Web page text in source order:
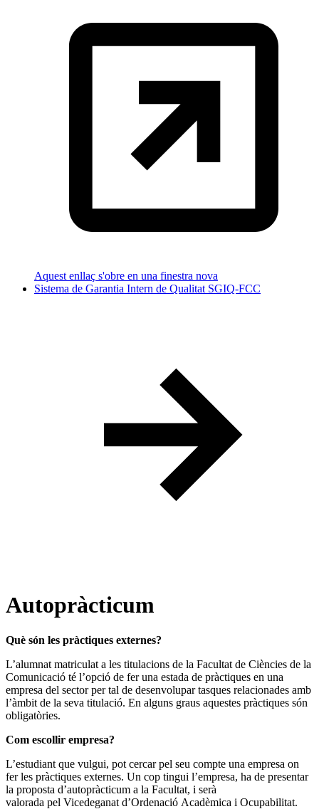
Aquest enllaç s'obre en una finestra nova
Sistema de Garantia Intern de Qualitat SGIQ-FCC
Autopràcticum
Què són les pràctiques externes?
L’alumnat matriculat a les titulacions de la Facultat de Ciències de la
Comunicació té l’opció de fer una estada de pràctiques en una
empresa del sector per tal de desenvolupar tasques relacionades amb
l’àmbit de la seva titulació. En alguns graus aquestes pràctiques són
obligatòries.
Com escollir empresa?
L’estudiant que vulgui, pot cercar pel seu compte una empresa on
fer les pràctiques externes. Un cop tingui l’empresa, ha de presentar
la proposta d’autopràcticum a la Facultat, i serà
valorada pel Vicedeganat d’Ordenació Acadèmica i Ocupabilitat.